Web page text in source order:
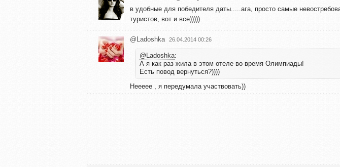
в удобные для победителя даты.....ага, просто самые
туристов, вот и все)))))
@Ladoshka 26.04.2014 00:26
@Ladoshka:
А я как раз жила в этом отеле во время Олимпиады!
Есть повод вернуться?))))
Неееее , я передумала участвовать))